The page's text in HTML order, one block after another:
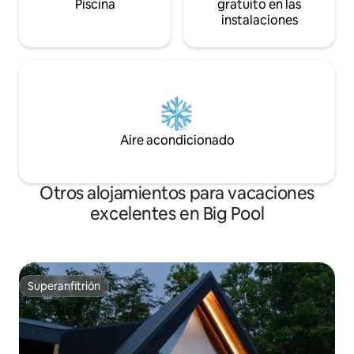
Piscina
gratuito en las
instalaciones
Aire acondicionado
Otros alojamientos para vacaciones
excelentes en Big Pool
Superanfitrión
Superanfitrión